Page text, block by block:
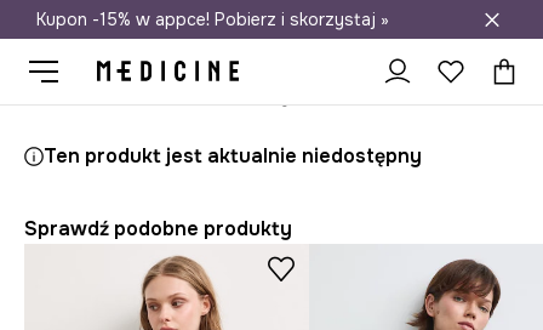
Darmowa dostawa do salonów
Kupon -15% w appce! Pobierz i skorzystaj »
Ten produkt jest aktualnie niedostępny
Sprawdź podobne produkty